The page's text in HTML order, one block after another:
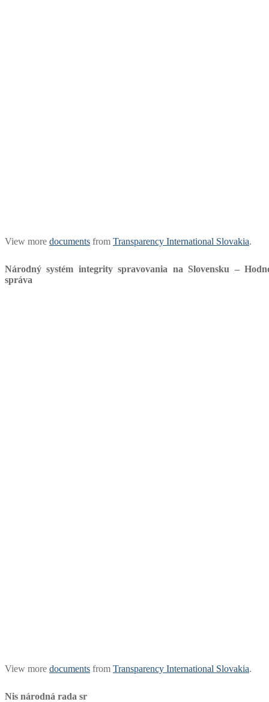
View more documents from Transparency International Slovakia.
Národný systém integrity spravovania na Slovensku –
správa
View more documents from Transparency International Slovakia.
Nis národná rada sr